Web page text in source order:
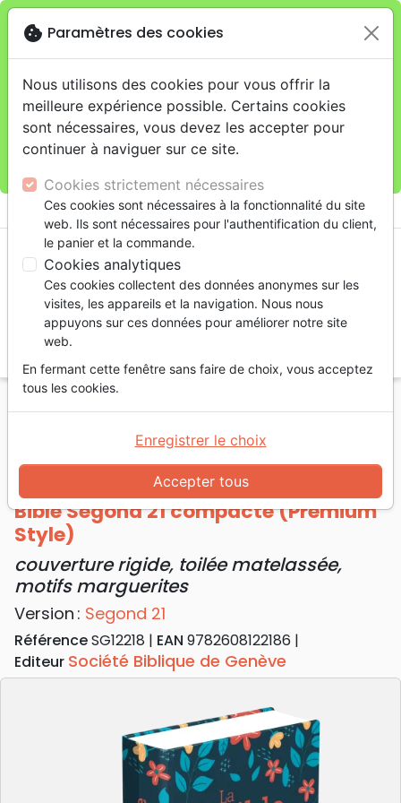
Je veux retirer ma commande au 11 rue de Rive,
Genèveclose
warningCette boutique en ligne est limitée au retrait en
magasin.
Pour les livraisons à domicile, veuillez passer vos
commandes sur la boutique La Maison de la Bible
shopping_cart
Accueil Bibles
Bibles standard
Bible Segond 21 compacte (Premium Style) -
couverture rigide, toilée matelassée, motifs
Bible Segond 21 compacte (Premium
Style)
couverture rigide, toilée matelassée,
motifs marguerites
Version : Segond 21
RéférenceSG12218 EAN 9782608122186
Editeur Société Biblique de Genève
cookie Paramètres des cookies
Nous utilisons des cookies pour vous offrir la
meilleure expérience possible. Certains cookies
sont nécessaires, vous devez les accepter pour
continuer à naviguer sur ce site.
Cookies strictement nécessaires
Ces cookies sont nécessaires à la fonctionnalité du site
web. Ils sont nécessaires pour l'authentification du client,
le panier et la commande.
Cookies analytiques
Ces cookies collectent des données anonymes sur les
visites, les appareils et la navigation. Nous nous
appuyons sur ces données pour améliorer notre site
web.
En fermant cette fenêtre sans faire de choix, vous acceptez
tous les cookies.
Accepter tous
Enregistrer le choix